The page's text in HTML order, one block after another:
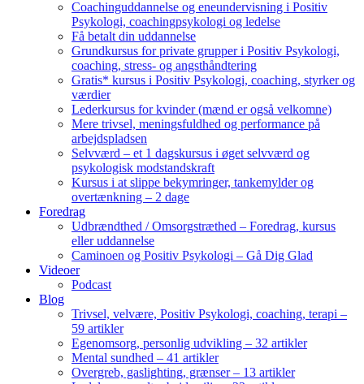
Coachinguddannelse og eneundervisning i Positiv
Psykologi, coachingpsykologi og ledelse
Få betalt din uddannelse
Grundkursus for private grupper i Positiv Psykologi,
coaching, stress- og angsthåndtering
Gratis* kursus i Positiv Psykologi, coaching, styrker og
værdier
Lederkursus for kvinder (mænd er også velkomne)
Mere trivsel, meningsfuldhed og performance på
arbejdspladsen
Selvværd – et 1 dagskursus i øget selvværd og
psykologisk modstandskraft
Kursus i at slippe bekymringer, tankemylder og
overtænkning – 2 dage
Foredrag
Udbrændthed / Omsorgstræthed – Foredrag, kursus
eller uddannelse
Caminoen og Positiv Psykologi – Gå Dig Glad
Videoer
Podcast
Blog
Trivsel, velvære, Positiv Psykologi, coaching, terapi –
59 artikler
Egenomsorg, personlig udvikling – 32 artikler
Mental sundhed – 41 artikler
Overgreb, gaslighting, grænser – 13 artikler